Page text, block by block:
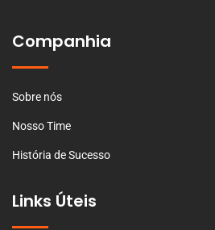
Companhia
Sobre nós
Nosso Time
História de Sucesso
Links Úteis